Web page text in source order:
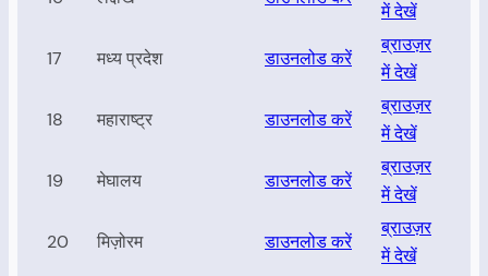
में देखें
17 मध्य प्रदेश डाउनलोड करें
ब्राउज़र
में देखें
18 महाराष्ट्र डाउनलोड करें
ब्राउज़र
में देखें
19 मेघालय डाउनलोड करें
ब्राउज़र
में देखें
20 मिज़ोरम डाउनलोड करें
ब्राउज़र
में देखें